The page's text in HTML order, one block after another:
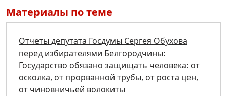
Материалы по теме
Отчеты депутата Госдумы Сергея Обухова
перед избирателями Белгородчины:
Государство обязано защищать человека: от
осколка, от прорванной трубы, от роста цен,
от чиновничьей волокиты